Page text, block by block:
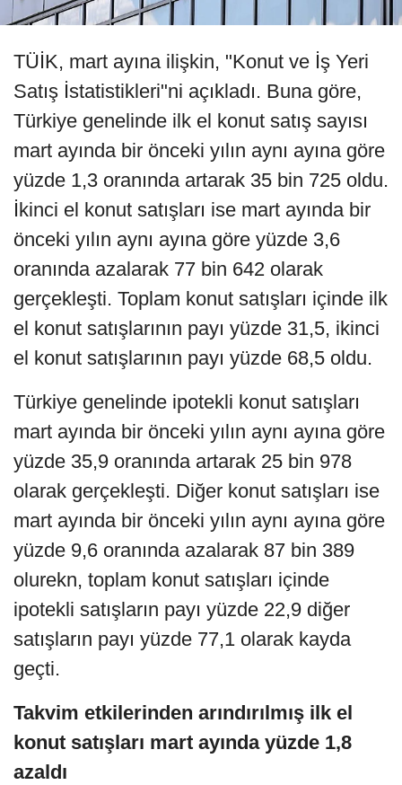
TÜİK, mart ayına ilişkin, "Konut ve İş Yeri
Satış İstatistikleri"ni açıkladı. Buna göre,
Türkiye genelinde ilk el konut satış sayısı
mart ayında bir önceki yılın aynı ayına göre
yüzde 1,3 oranında artarak 35 bin 725 oldu.
İkinci el konut satışları ise mart ayında bir
önceki yılın aynı ayına göre yüzde 3,6
oranında azalarak 77 bin 642 olarak
gerçekleşti. Toplam konut satışları içinde ilk
el konut satışlarının payı yüzde 31,5, ikinci
el konut satışlarının payı yüzde 68,5 oldu.
Türkiye genelinde ipotekli konut satışları
mart ayında bir önceki yılın aynı ayına göre
yüzde 35,9 oranında artarak 25 bin 978
olarak gerçekleşti. Diğer konut satışları ise
mart ayında bir önceki yılın aynı ayına göre
yüzde 9,6 oranında azalarak 87 bin 389
olurekn, toplam konut satışları içinde
ipotekli satışların payı yüzde 22,9 diğer
satışların payı yüzde 77,1 olarak kayda
geçti.
Takvim etkilerinden arındırılmış ilk el
konut satışları mart ayında yüzde 1,8
azaldı